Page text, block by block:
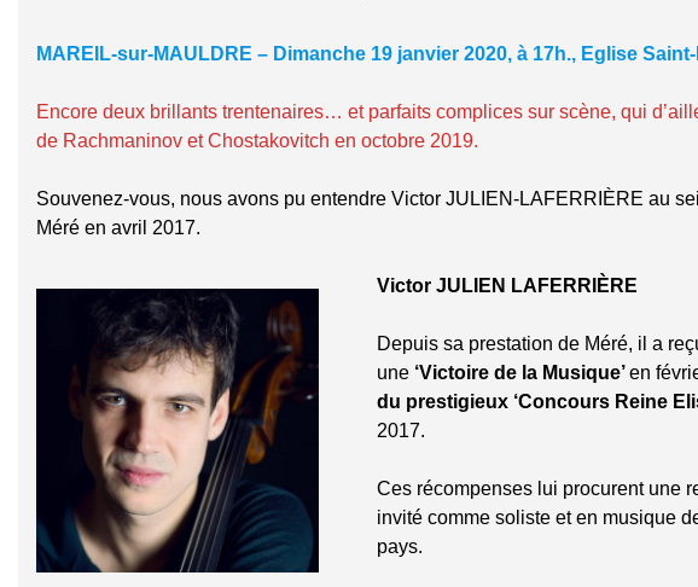
MAREIL-sur-MAULDRE – Dimanche 19 janvier 2020, à 17h., Eglise
Encore deux brillants trentenaires… et parfaits complices sur scène, qui
de Rachmaninov et Chostakovitch en octobre 2019.
Souvenez-vous, nous avons pu entendre Victor JULIEN-LAFERRIÈRE au
Méré en avril 2017.
Victor JULIEN LAFERRIÈRE
Depuis sa prestation de Méré, il a
une ‘Victoire de la Musique’en
du prestigieux ‘Concours Reine
2017.
Ces récompenses lui procurent une
invité comme soliste et en musique
pays.